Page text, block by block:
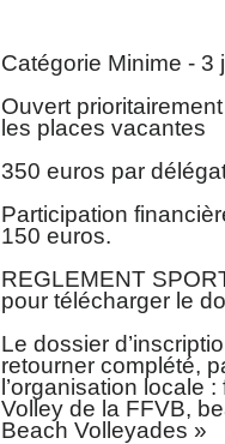
Catégorie Minime -
Ouvert
les places vacantes
350 euros par
Participation
150 euros.
REGLEMENT
pour télécharger le
Le dossier
retourner complété,
l’organisation locale
Volley de la FFVB,
Beach Volleyades »